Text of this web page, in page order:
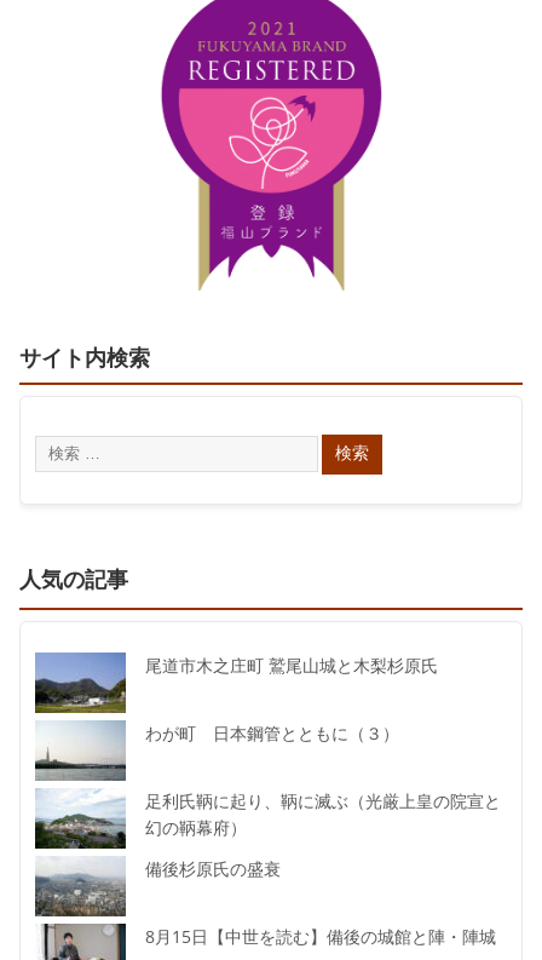
サイト内検索
人気の記事
尾道市木之庄町 鷲尾山城と木梨杉原氏
わが町 日本鋼管とともに（３）
足利氏鞆に起り、鞆に滅ぶ（光厳上皇の院宣と
幻の鞆幕府）
備後杉原氏の盛衰
8月15日【中世を読む】備後の城館と陣・陣城